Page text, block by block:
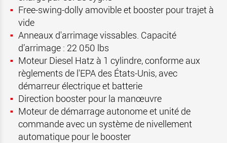
Free-swing-dolly amovible et booster pour trajet à
vide
Anneaux d'arrimage vissables. Capacité
d’arrimage : 22 050 lbs
Moteur Diesel Hatz à 1 cylindre, conforme aux
règlements de l'EPA des États-Unis, avec
démarreur électrique et batterie
Direction booster pour la manœuvre
Moteur de démarrage autonome et unité de
commande avec un système de nivellement
automatique pour le booster